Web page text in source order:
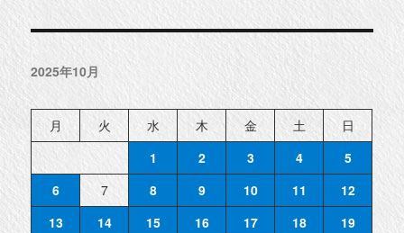
2025年10月
月 火 水 木 金 土
日
1
2 3 4
5
6
7 8 9 10 11
12
13
14 15 16 17 18
19